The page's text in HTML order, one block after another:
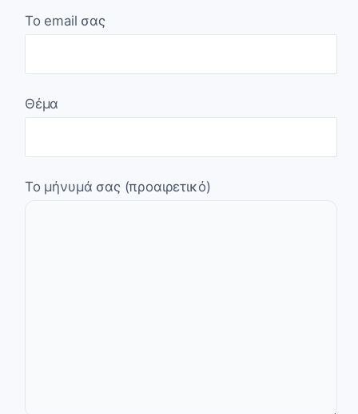
Το email σας
Θέμα
Το μήνυμά σας (προαιρετικό)